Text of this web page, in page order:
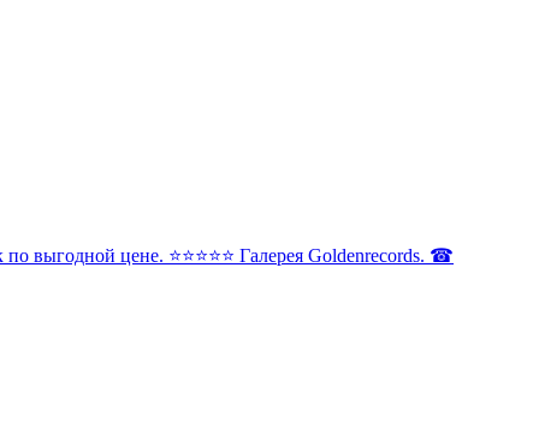
выгодной цене. ⭐️⭐️⭐️⭐️⭐️ Галерея Goldenrecords. ☎